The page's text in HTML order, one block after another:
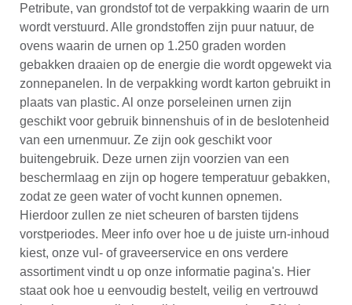
Petribute, van grondstof tot de verpakking waarin de urn
wordt verstuurd. Alle grondstoffen zijn puur natuur, de
ovens waarin de urnen op 1.250 graden worden
gebakken draaien op de energie die wordt opgewekt via
zonnepanelen. In de verpakking wordt karton gebruikt in
plaats van plastic. Al onze porseleinen urnen zijn
geschikt voor gebruik binnenshuis of in de beslotenheid
van een urnenmuur. Ze zijn ook geschikt voor
buitengebruik. Deze urnen zijn voorzien van een
beschermlaag en zijn op hogere temperatuur gebakken,
zodat ze geen water of vocht kunnen opnemen.
Hierdoor zullen ze niet scheuren of barsten tijdens
vorstperiodes. Meer info over hoe u de juiste urn-inhoud
kiest, onze vul- of graveerservice en ons verdere
assortiment vindt u op onze informatie pagina's. Hier
staat ook hoe u eenvoudig bestelt, veilig en vertrouwd